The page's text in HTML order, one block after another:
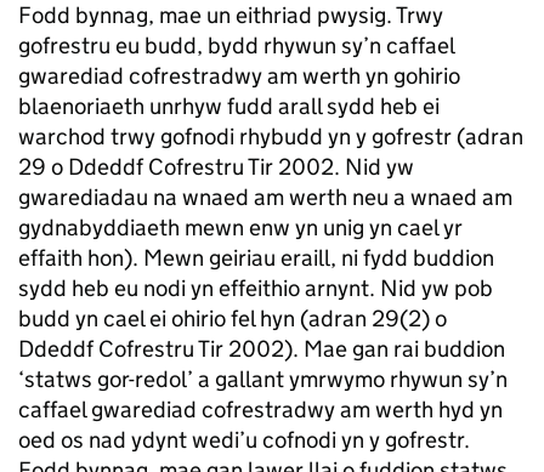
Fodd bynnag, mae un eithriad pwysig. Trwy
gofrestru eu budd, bydd rhywun sy’n caffael
gwarediad cofrestradwy am werth yn gohirio
blaenoriaeth unrhyw fudd arall sydd heb ei
warchod trwy gofnodi rhybudd yn y gofrestr (adran
29 o Ddeddf Cofrestru Tir 2002. Nid yw
gwarediadau na wnaed am werth neu a wnaed am
gydnabyddiaeth mewn enw yn unig yn cael yr
effaith hon). Mewn geiriau eraill, ni fydd buddion
sydd heb eu nodi yn effeithio arnynt. Nid yw pob
budd yn cael ei ohirio fel hyn (adran 29(2) o
Ddeddf Cofrestru Tir 2002). Mae gan rai buddion
‘statws gor-redol’ a gallant ymrwymo rhywun sy’n
caffael gwarediad cofrestradwy am werth hyd yn
oed os nad ydynt wedi’u cofnodi yn y gofrestr.